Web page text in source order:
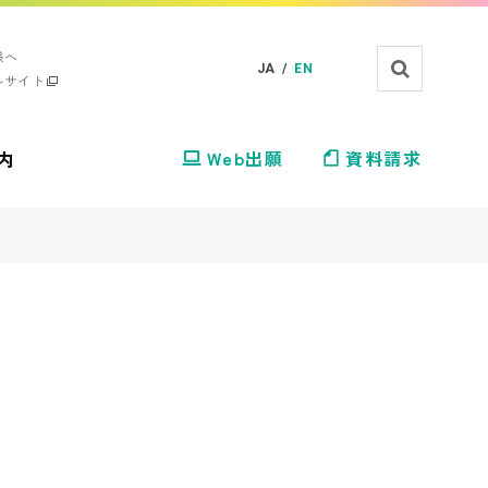
イト
JA / EN
Web出願 資料請求